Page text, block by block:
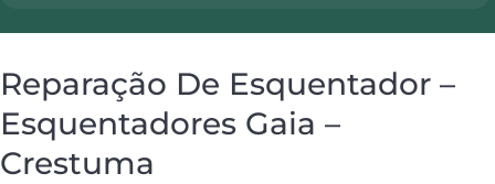
Reparação De Esquentador –
Esquentadores Gaia –
Crestuma